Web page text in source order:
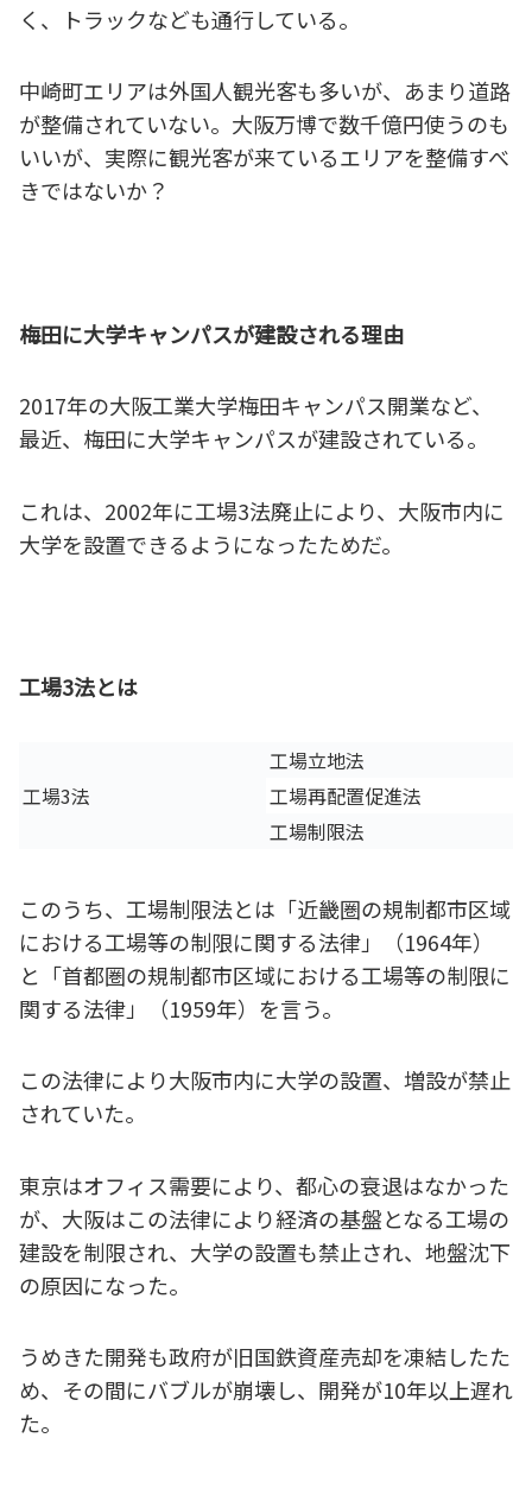
く、トラックなども通行している。
中崎町エリアは外国人観光客も多いが、あまり道路
が整備されていない。大阪万博で数千億円使うのも
いいが、実際に観光客が来ているエリアを整備すべ
きではないか？
梅田に大学キャンパスが建設される理由
2017年の大阪工業大学梅田キャンパス開業など、
最近、梅田に大学キャンパスが建設されている。
これは、2002年に工場3法廃止により、大阪市内に
大学を設置できるようになったためだ。
工場3法とは
工場3法
工場立地法
工場再配置促進法
工場制限法
このうち、工場制限法とは「近畿圏の規制都市区域
における工場等の制限に関する法律」（1964年）
と「首都圏の規制都市区域における工場等の制限に
関する法律」（1959年）を言う。
この法律により大阪市内に大学の設置、増設が禁止
されていた。
東京はオフィス需要により、都心の衰退はなかった
が、大阪はこの法律により経済の基盤となる工場の
建設を制限され、大学の設置も禁止され、地盤沈下
の原因になった。
うめきた開発も政府が旧国鉄資産売却を凍結したた
め、その間にバブルが崩壊し、開発が10年以上遅れ
た。